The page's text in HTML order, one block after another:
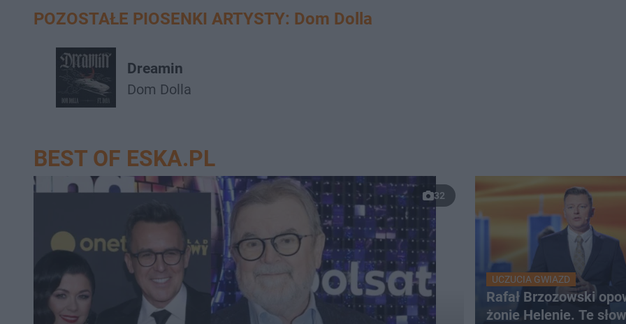
POZOSTAŁE PIOSENKI ARTYSTY: Dom Dolla
Dreamin
Dom Dolla
BEST OF ESKA.PL
32
UCZUCIA GWIAZD
Rafał Brzozowski
żonie Helenie. Te